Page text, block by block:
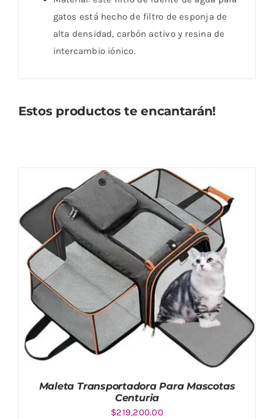
gatos está hecho de filtro de esponja de
alta densidad, carbón activo y resina de
intercambio iónico.
Estos productos te encantarán!
Maleta Transportadora Para Mascotas
Centuria
$219,200.00